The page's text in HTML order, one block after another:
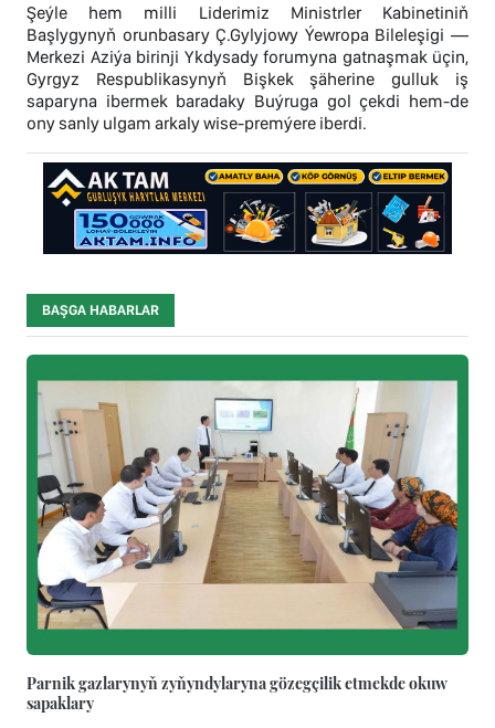
Şeýle hem milli Liderimiz Ministrler Kabinetiniň
Başlygynyň orunbasary Ç.Gylyjowy Ýewropa Bileleşigi —
Merkezi Aziýa birinji Ykdysady forumyna gatnaşmak üçin,
Gyrgyz Respublikasynyň Bişkek şäherine gulluk iş
saparyna ibermek baradaky Buýruga gol çekdi hem-de
ony sanly ulgam arkaly wise-premýere iberdi.
BAŞGA HABARLAR
Parnik gazlarynyň zyňyndylaryna gözegçilik etmekde okuw
sapaklary